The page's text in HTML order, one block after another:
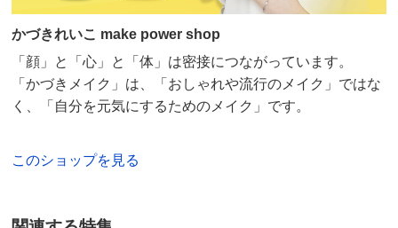
かづきれいこ make power shop
「顔」と「心」と「体」は密接につながっています。
「かづきメイク」は、「おしゃれや流行のメイク」ではな
く、「自分を元気にするためのメイク」です。
このショップを見る